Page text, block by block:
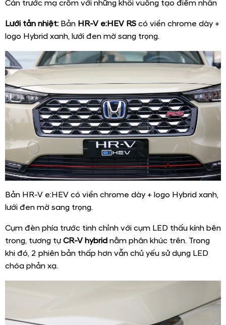
Cản trước mạ crôm với những khối vuông tạo điểm nhấn
Lưới tản nhiệt: Bản HR-V e:HEV RS có viền chrome dày +
logo Hybrid xanh, lưới đen mờ sang trọng.
Bản HR-V e:HEV có viền chrome dày + logo Hybrid xanh,
lưới đen mờ sang trọng.
Cụm đèn phía trước tinh chỉnh với cụm LED thấu kính bên
trong, tương tựCR-V hybrid nằm phân khúc trên. Trong
khi đó, 2 phiên bản thấp hơn vẫn chủ yếu sử dụng LED
chóa phản xạ.